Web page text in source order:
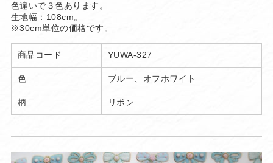
色違いで３色あります。
生地幅：108cm。
※30cm単位の価格です。
商品コード YUWA-327
色 ブルー、オフホワイト
柄 リボン